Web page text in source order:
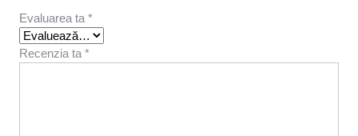
Evaluarea ta *
Recenzia ta *